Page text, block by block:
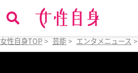
女性自身TOP > 芸能 > エンタメニュース >